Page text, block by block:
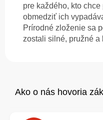
pre každého, kto
obmedziť ich
Prírodné zloženie sa
zostali silné, pružné a